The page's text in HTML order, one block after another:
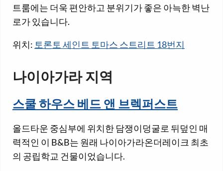
트룸에는 더욱 편안하고 분위기가 좋은 아늑한 벽난
로가 있습니다.
위치: 토론토 세인트 토마스 스트리트 18번지
나이아가라 지역
스쿨 하우스 베드 앤 브렉퍼스트
올드타운 중심부에 위치한 담쟁이덩굴로 뒤덮인 매
력적인 이 B&B는 원래 나이아가라온더레이크 최초
의 공립학교 건물이었습니다.